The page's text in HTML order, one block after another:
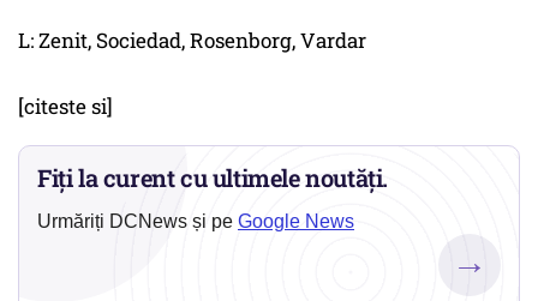
L: Zenit, Sociedad, Rosenborg, Vardar
[citeste si]
Fiți la curent cu ultimele noutăți.
Urmăriți DCNews și pe Google News
→